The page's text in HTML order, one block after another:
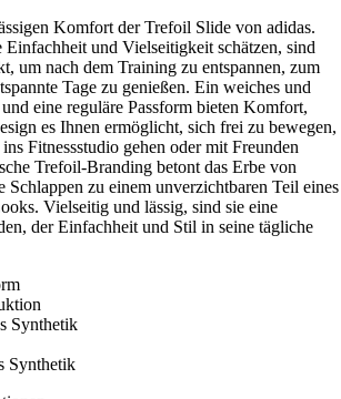
Komfort der Trefoil Slide von adidas.
und Vielseitigkeit schätzen, sind
um nach dem Training zu entspannen, zum
Tage zu genießen. Ein weiches und
eine reguläre Passform bieten Komfort,
es Ihnen ermöglicht, sich frei zu bewegen,
Fitnessstudio gehen oder mit Freunden
Trefoil-Branding betont das Erbe von
Schlappen zu einem unverzichtbaren Teil eines
Vielseitig und lässig, sind sie eine
der Einfachheit und Stil in seine tägliche
Synthetik
Synthetik